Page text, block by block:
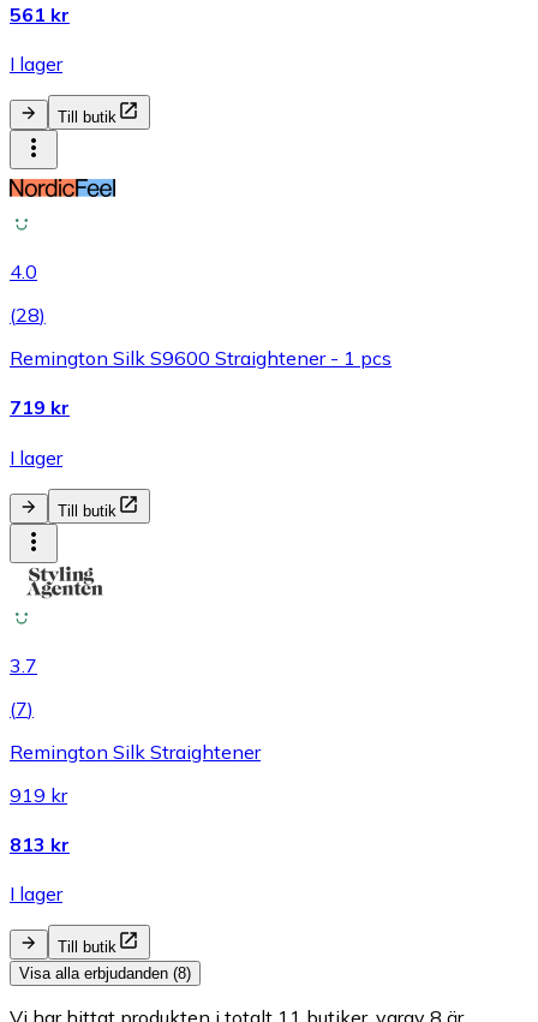
561 kr
I lager
Till butik
4.0
(28)
Remington Silk S9600 Straightener - 1 pcs
719 kr
I lager
Till butik
3.7
(7)
Remington Silk Straightener
919 kr
813 kr
I lager
Till butik
Visa alla erbjudanden (8)